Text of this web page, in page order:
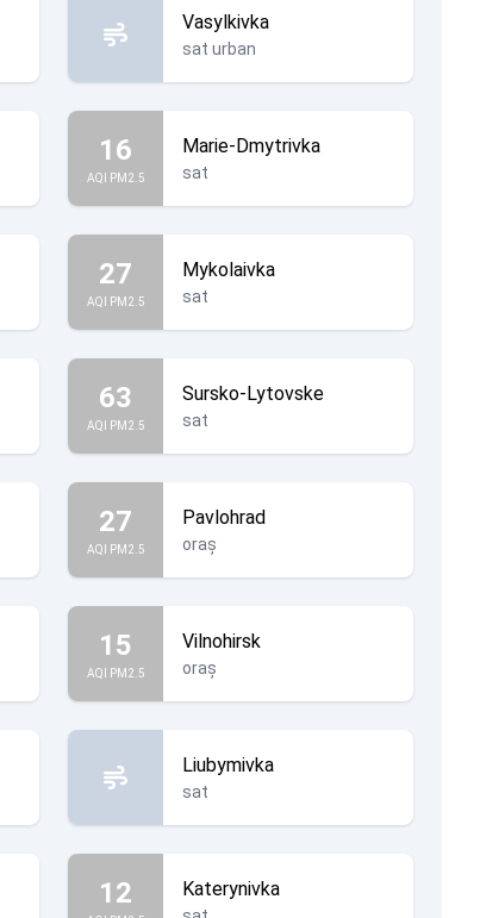
Vasylkivka
sat urban
16
AQI PM2.5
Marie-Dmytrivka
sat
27
AQI PM2.5
Mykolaivka
sat
63
AQI PM2.5
Sursko-Lytovske
sat
27
AQI PM2.5
Pavlohrad
oraș
15
AQI PM2.5
Vilnohirsk
oraș
Liubymivka
sat
12 Katerynivka